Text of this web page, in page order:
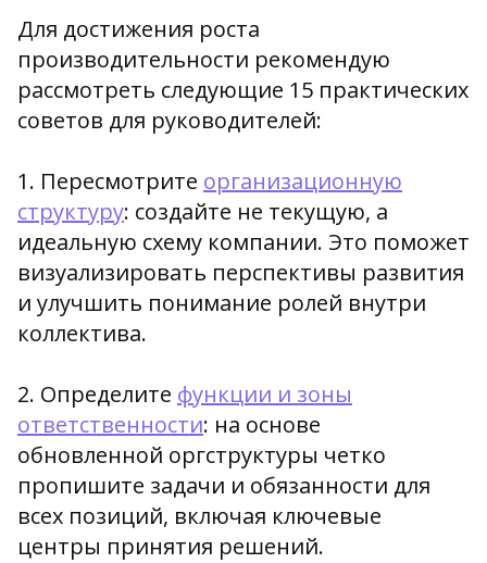
Для достижения роста
производительности рекомендую
рассмотреть следующие 15 практических
советов для руководителей:
1. Пересмотрите организационную
структуру: создайте не текущую, а
идеальную схему компании. Это поможет
визуализировать перспективы развития
и улучшить понимание ролей внутри
коллектива.
2. Определите функции и зоны
ответственности: на основе
обновленной оргструктуры четко
пропишите задачи и обязанности для
всех позиций, включая ключевые
центры принятия решений.